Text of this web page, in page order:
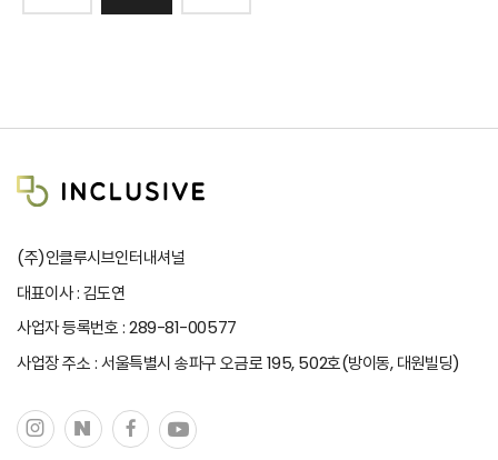
(주)인클루시브인터내셔널
대표이사 : 김도연
사업자 등록번호 : 289-81-00577
사업장 주소 : 서울특별시 송파구 오금로 195, 502호(방이동, 대원빌딩)